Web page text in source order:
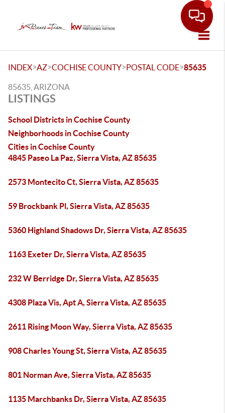
INDEX>AZ>COCHISE COUNTY>POSTAL CODE>85635
85635, ARIZONA
LISTINGS
School Districts in Cochise County
Neighborhoods in Cochise County
Cities in Cochise County
4845 Paseo La Paz, Sierra Vista, AZ 85635
2573 Montecito Ct, Sierra Vista, AZ 85635
59 Brockbank Pl, Sierra Vista, AZ 85635
5360 Highland Shadows Dr, Sierra Vista, AZ 85635
1163 Exeter Dr, Sierra Vista, AZ 85635
232 W Berridge Dr, Sierra Vista, AZ 85635
4308 Plaza Vis, Apt A, Sierra Vista, AZ 85635
2611 Rising Moon Way, Sierra Vista, AZ 85635
908 Charles Young St, Sierra Vista, AZ 85635
801 Norman Ave, Sierra Vista, AZ 85635
1135 Marchbanks Dr, Sierra Vista, AZ 85635